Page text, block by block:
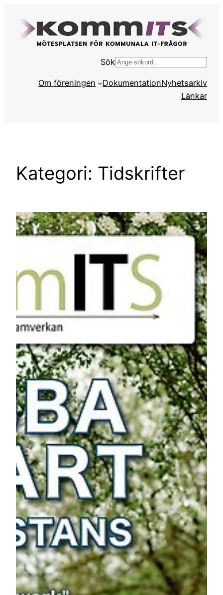
innehåll
SökS
k
Om föreningen DokumentationNyhetsarkiv
Länkar
Kategori: Tidskrifter